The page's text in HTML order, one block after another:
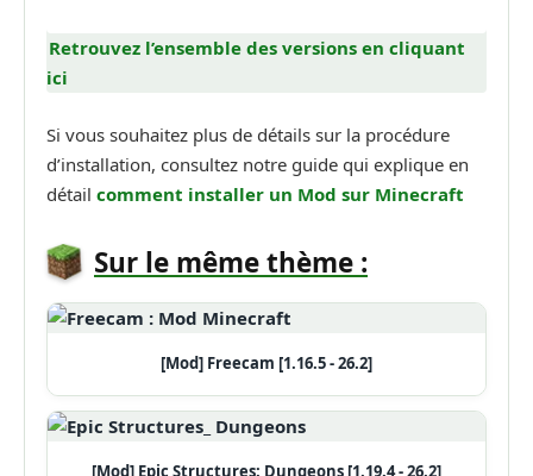
Retrouvez l’ensemble des versions en cliquant
ici
Si vous souhaitez plus de détails sur la procédure
d’installation, consultez notre guide qui explique en
détail comment installer un Mod sur Minecraft
Sur le même thème :
[Mod] Freecam [1.16.5 - 26.2]
[Mod] Epic Structures: Dungeons [1.19.4 - 26.2]